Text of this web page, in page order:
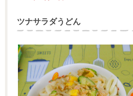
ツナサラダうどん